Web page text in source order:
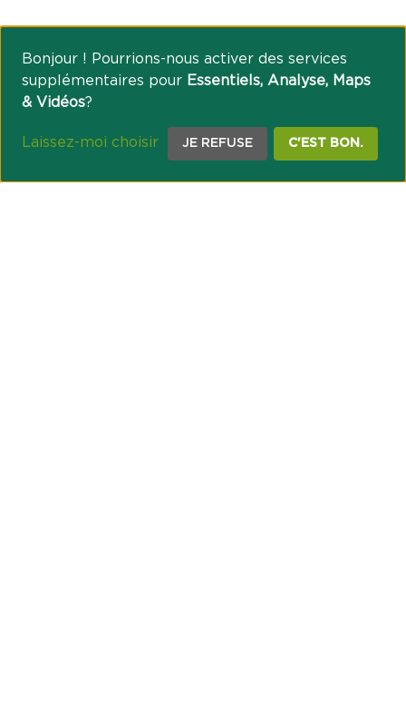
Bonjour ! Pourrions-nous activer des services
supplémentaires pour Essentiels, Analyse, Maps
& Vidéos?
Laissez-moi choisir JE REFUSE C'EST BON.